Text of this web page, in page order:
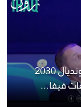
مدريد تخشى خسارة نهائي مونديال 2030
فيفا...